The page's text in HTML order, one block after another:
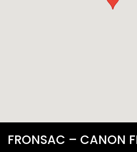
FRONSAC – CANON